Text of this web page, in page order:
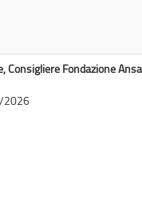
Consigliere Fondazione
2026